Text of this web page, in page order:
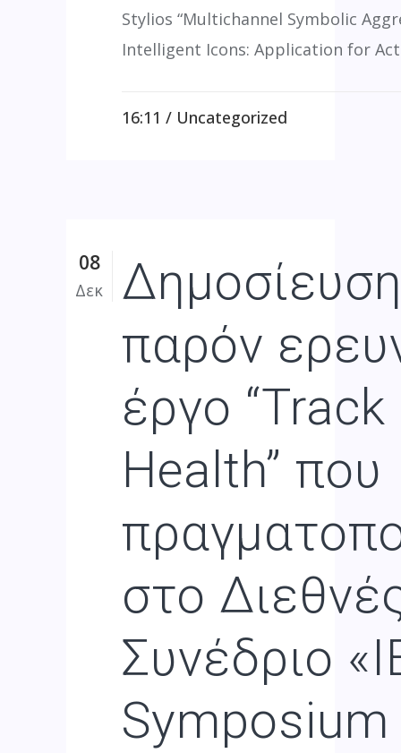
Stylios “Multichannel Symbolic
Intelligent Icons: Application for
16:11 / Uncategorized
08
Δεκ
παρόν
έργο
Health” που
στο
Συνέδριο
Symposium